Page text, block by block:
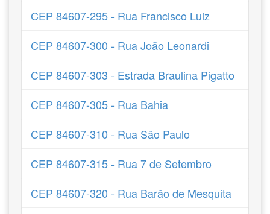
CEP 84607-295 - Rua Francisco Luiz
CEP 84607-300 - Rua João Leonardi
CEP 84607-303 - Estrada Braulina Pigatto
CEP 84607-305 - Rua Bahia
CEP 84607-310 - Rua São Paulo
CEP 84607-315 - Rua 7 de Setembro
CEP 84607-320 - Rua Barão de Mesquita